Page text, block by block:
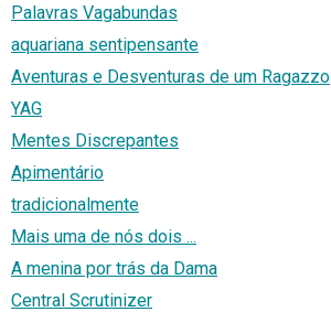
Palavras Vagabundas
aquariana sentipensante
Aventuras e Desventuras de um Ragazzo
YAG
Mentes Discrepantes
Apimentário
tradicionalmente
Mais uma de nós dois ...
A menina por trás da Dama
Central Scrutinizer